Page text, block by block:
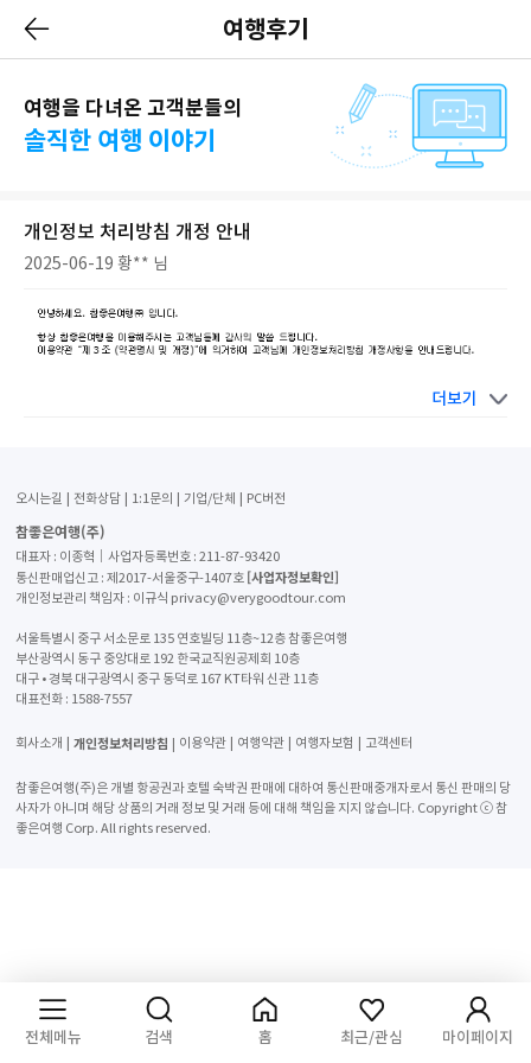
여행후기
여행을 다녀온 고객분들의
솔직한 여행 이야기
개인정보 처리방침 개정 안내
2025-06-19 황** 님
더보기
여행후기 남기기
오시는길 전화상담 1:1문의 기업/단체 PC버전
참좋은여행(주)
대표자 : 이종혁│사업자등록번호 : 211-87-93420
통신판매업신고 : 제2017-서울중구-1407호 [사업자정보확인]
개인정보관리 책임자 : 이규식 privacy@verygoodtour.com
서울특별시 중구 서소문로 135 연호빌딩 11층~12층 참좋은여행
부산광역시 동구 중앙대로 192 한국교직원공제회 10층
대구 • 경북 대구광역시 중구 동덕로 167 KT타워 신관 11층
대표전화 : 1588-7557
회사소개 개인정보처리방침 이용약관 여행약관 여행자보험 고객센터
참좋은여행(주)은 개별 항공권과 호텔 숙박권 판매에 대하여 통신판매중개자로서 통신 판매의 당
사자가 아니며 해당 상품의 거래 정보 및 거래 등에 대해 책임을 지지 않습니다. Copyright ⓒ 참
좋은여행 Corp. All rights reserved.
전체메뉴 검색 홈 최근/관심 마이페이지